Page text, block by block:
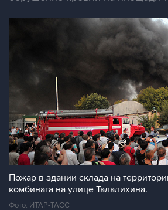
Пожар в здании склада на
комбината на улице Талалихина.
Фото: ИТАР-ТАСС